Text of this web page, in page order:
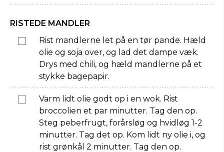
RISTEDE MANDLER
Rist mandlerne let på en tør pande. Hæld
olie og soja over, og lad det dampe væk.
Drys med chili, og hæld mandlerne på et
stykke bagepapir.
Varm lidt olie godt op i en wok. Rist
broccolien et par minutter. Tag den op.
Steg peberfrugt, forårsløg og hvidløg 1-2
minutter. Tag det op. Kom lidt ny olie i, og
rist grønkål 2 minutter. Tag den op.